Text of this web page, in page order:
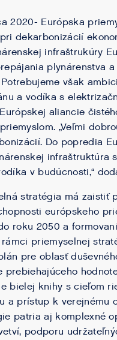
2020- Európska
dekarbonizácií
infraštrukúry
plynárenstva
však
a vodíka s
aliancie
„Veľmi
Do popredia
infraštruktúra
v budúcnosti,“
stratégia má zaistiť
európskeho
roku 2050 a
priemyselnej
pre oblasť
prebiehajúceho
bielej knihy s cieľom
a prístup k verejnému
aj komplexné
podporu